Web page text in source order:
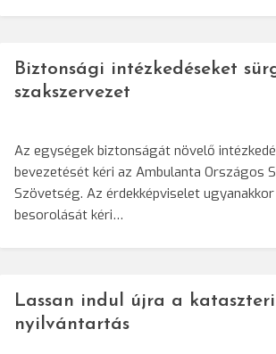
Biztonsági intézkedéseket
szakszervezet
Az egységek biztonságát növelő
bevezetését kéri az Ambulanta Országos
Szövetség. Az érdekképviselet
besorolását kéri…
Lassan indul újra a kataszteri
nyilvántartás